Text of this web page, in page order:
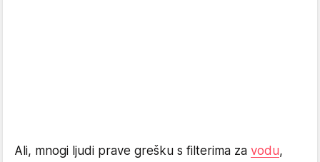
Ali, mnogi ljudi prave grešku s filterima za vodu,